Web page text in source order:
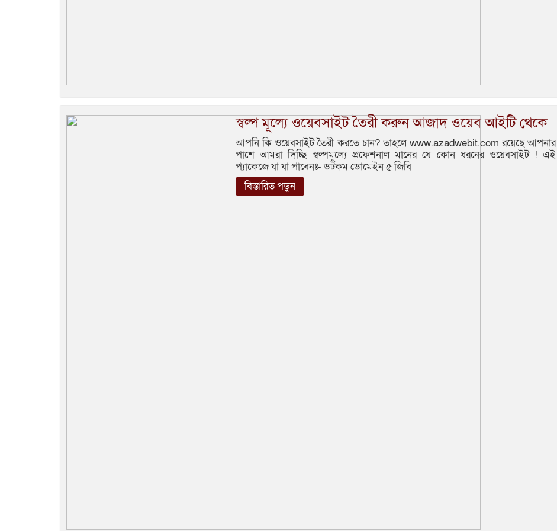
স্বল্প মূল্যে ওয়েবসাইট তৈরী করুন আজাদ ওয়েব আইটি থেকে
আপনি কি ওয়েবসাইট তৈরী করতে চান? তাহলে www.azadwebit.com রয়েছে আপনার
পাশে আমরা দিচ্ছি স্বল্পমূল্যে প্রফেশনাল মানের যে কোন ধরনের ওয়েবসাইট ! এই
প্যাকেজে যা যা পাবেনঃ- ডটকম ডোমেইন ৫ জিবি
বিস্তারিত পড়ুন